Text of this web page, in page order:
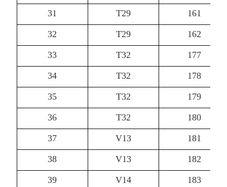
31 T29 161
32 T29 162
33 T32 177
34 T32 178
35 T32 179
36 T32 180
37 V13 181
38 V13 182
39 V14 183